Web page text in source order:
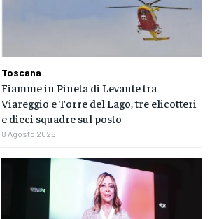
Toscana
Fiamme in Pineta di Levante tra
Viareggio e Torre del Lago, tre elicotteri
e dieci squadre sul posto
8 Agosto 2026